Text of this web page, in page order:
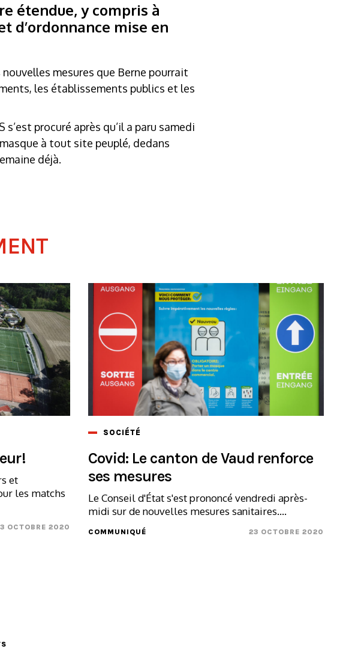
étendue, y compris à
d’ordonnance mise en
mesures que Berne pourrait
les établissements publics et les
procuré après qu’il a paru samedi
à tout site peuplé, dedans
déjà.
et
les matchs
OCTOBRE 2020
SOCIÉTÉ
Covid: Le canton de Vaud renforce
ses mesures
Le Conseil d'État s'est prononcé vendredi après-
midi sur de nouvelles mesures sanitaires....
COMMUNIQUÉ 23 OCTOBRE 2020